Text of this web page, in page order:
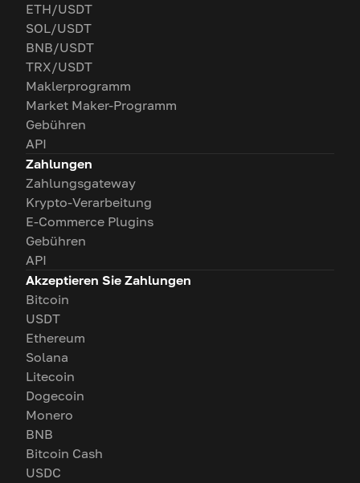
ETH/USDT
SOL/USDT
BNB/USDT
TRX/USDT
Maklerprogramm
Market Maker-Programm
Gebühren
API
Zahlungen
Zahlungsgateway
Krypto-Verarbeitung
E-Commerce Plugins
Gebühren
API
Akzeptieren Sie Zahlungen
Bitcoin
USDT
Ethereum
Solana
Litecoin
Dogecoin
Monero
BNB
Bitcoin Cash
USDC